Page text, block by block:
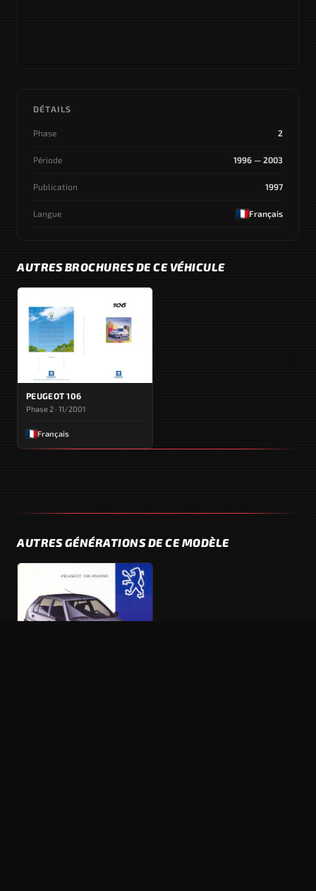
DÉTAILS
Phase 2
Période 1996 — 2003
Publication 1997
Langue Français
AUTRES BROCHURES DE CE VÉHICULE
PEUGEOT 106
Phase 2 · 11/2001
Français
AUTRES GÉNÉRATIONS DE CE MODÈLE